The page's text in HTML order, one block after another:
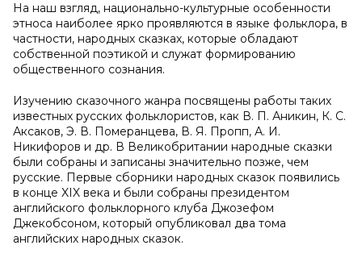
На наш взгляд, национально-культурные особенности
этноса наиболее ярко проявляются в языке фольклора, в
частности, народных сказках, которые обладают
собственной поэтикой и служат формированию
общественного сознания.
Изучению сказочного жанра посвящены работы таких
известных русских фольклористов, как В. П. Аникин, К. С.
Аксаков, Э. В. Померанцева, В. Я. Пропп, А. И.
Никифоров и др. В Великобритании народные сказки
были собраны и записаны значительно позже, чем
русские. Первые сборники народных сказок появились
в конце XIX века и были собраны президентом
английского фольклорного клуба Джозефом
Джекобсоном, который опубликовал два тома
английских народных сказок.